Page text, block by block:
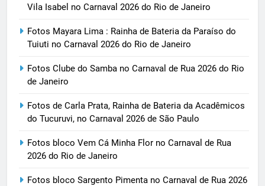
Vila Isabel no Carnaval 2026 do Rio de Janeiro
Fotos Mayara Lima : Rainha de Bateria da Paraíso do
Tuiuti no Carnaval 2026 do Rio de Janeiro
Fotos Clube do Samba no Carnaval de Rua 2026 do Rio
de Janeiro
Fotos de Carla Prata, Rainha de Bateria da Acadêmicos
do Tucuruvi, no Carnaval 2026 de São Paulo
Fotos bloco Vem Cá Minha Flor no Carnaval de Rua
2026 do Rio de Janeiro
Fotos bloco Sargento Pimenta no Carnaval de Rua 2026